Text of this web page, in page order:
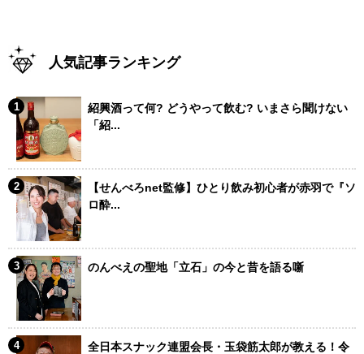
人気記事ランキング
紹興酒って何? どうやって飲む? いまさら聞けない
「紹...
【せんべろnet監修】ひとり飲み初心者が赤羽で『ソ
ロ酔...
のんべえの聖地「立石」の今と昔を語る噺
全日本スナック連盟会長・玉袋筋太郎が教える！令